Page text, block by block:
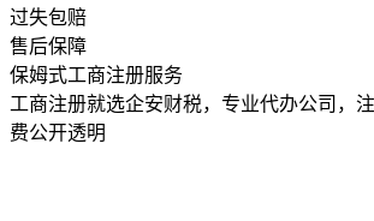
过失包赔
售后保障
保姆式工商注册服务
工商注册就选企安财税，专业代办公司，
费公开透明